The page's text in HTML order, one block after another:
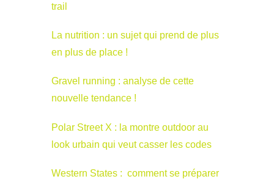
trail
La nutrition : un sujet qui prend de plus
en plus de place !
Gravel running : analyse de cette
nouvelle tendance !
Polar Street X : la montre outdoor au
look urbain qui veut casser les codes
Western States : comment se préparer